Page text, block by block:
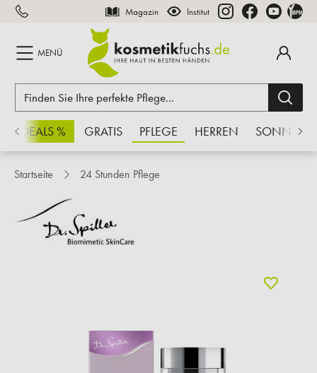
springen Magazin Institut
MENÜ
% GRATIS PFLEGE HERREN SONNE
Startseite 24 Stunden Pflege